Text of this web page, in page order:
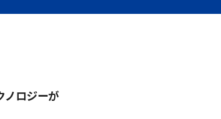
ノロジーが